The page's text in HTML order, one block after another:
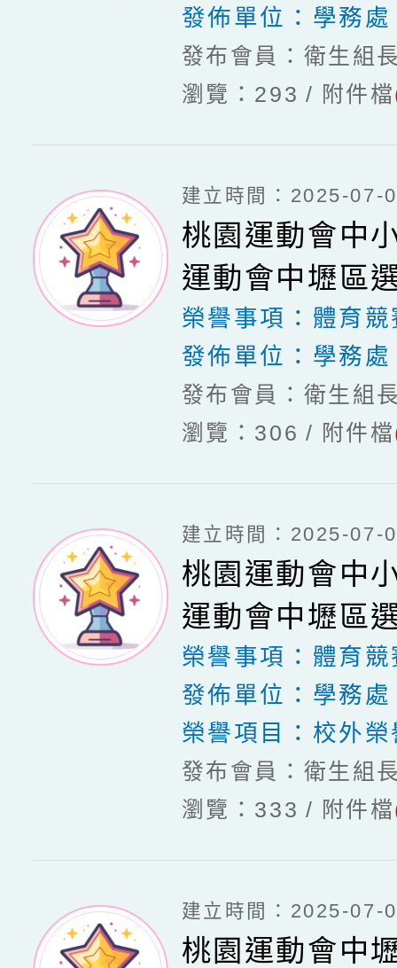
發佈單位： 學務處
發布會員：衛生組
瀏覽：293
附件檔
建立時間：2025-07-
桃園運動會中
運動會中壢區
榮譽事項： 體育競
發佈單位： 學務處
發布會員：衛生組
瀏覽：306
附件檔
建立時間：2025-07-
桃園運動會中
運動會中壢區
榮譽事項： 體育競
發佈單位： 學務處
榮譽項目： 校外榮
發布會員：衛生組
瀏覽：333
附件檔
建立時間：2025-07-
桃園運動會中